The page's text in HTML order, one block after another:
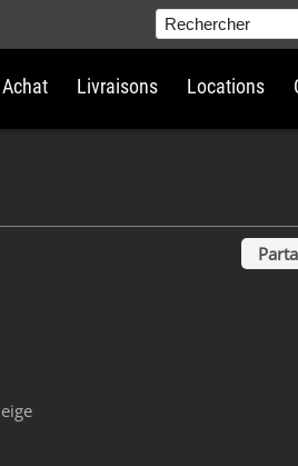
Rechercher
Achat Livraisons Locations